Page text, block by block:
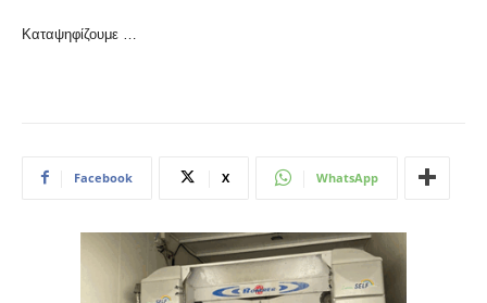
Καταψηφίζουμε …
Facebook X WhatsApp